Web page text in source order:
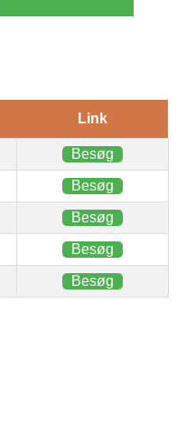
Link
Besøg
Besøg
Besøg
Besøg
Besøg